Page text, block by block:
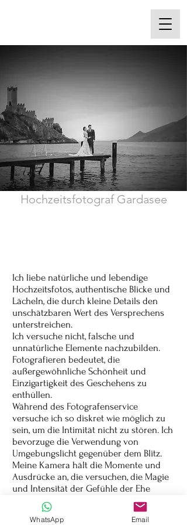
Hochzeitsfotograf Gardasee
Ich liebe natürliche und lebendige
Hochzeitsfotos, authentische Blicke und
Lächeln, die durch kleine Details den
unschätzbaren Wert des Versprechens
unterstreichen.
Ich versuche nicht, falsche und
unnatürliche Elemente nachzubilden.
Fotografieren bedeutet, die
außergewöhnliche Schönheit und
Einzigartigkeit des Geschehens zu
enthüllen.
Während des Fotografenservice
versuche ich so diskret wie möglich zu
sein, um die Intimität nicht zu stören. Ich
bevorzuge die Verwendung von
Umgebungslicht gegenüber dem Blitz.
Meine Kamera hält die Momente und
Ausdrücke an, die versuchen, die Magie
und Intensität der Gefühle der Ehe
einzufangen.
WhatsApp Email